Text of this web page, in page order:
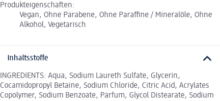
Produkteigenschaften:
Vegan, Ohne Parabene, Ohne Paraffine / Mineralöle, Ohne
Alkohol, Vegetarisch
Inhaltsstoffe
INGREDIENTS: Aqua, Sodium Laureth Sulfate, Glycerin,
Cocamidopropyl Betaine, Sodium Chloride, Citric Acid, Acrylates
Copolymer, Sodium Benzoate, Parfum, Glycol Distearate, Sodium